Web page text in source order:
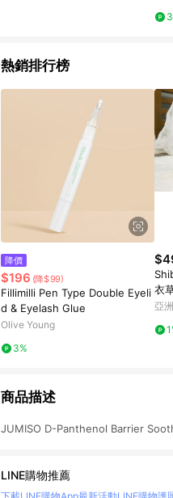
熱銷排行榜
降價
$196 (降$99)
Fillimilli Pen Type Double Eyeli
d & Eyelash Glue
Olive Young
3%
衣
亞
商品描述
JUMISO D-Panthenol Barrier
LINE購物推薦